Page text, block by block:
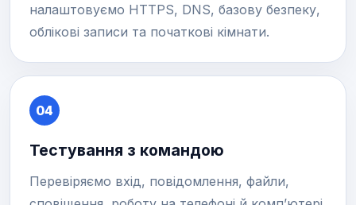
налаштовуємо HTTPS, DNS, базову безпеку,
облікові записи та початкові кімнати.
04
Тестування з командою
Перевіряємо вхід, повідомлення, файли,